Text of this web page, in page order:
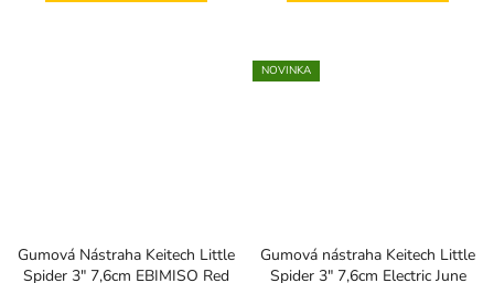
Gumová Nástraha Keitech Little
Spider 3" 7,6cm EBIMISO Red
NOVINKA
Gumová nástraha Keitech Little
Spider 3" 7,6cm Electric June